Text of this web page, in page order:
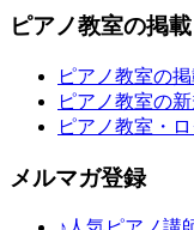
ピアノ教室の掲載
ピアノ教室の
ピアノ教室の
ピアノ教室・
メルマガ登録